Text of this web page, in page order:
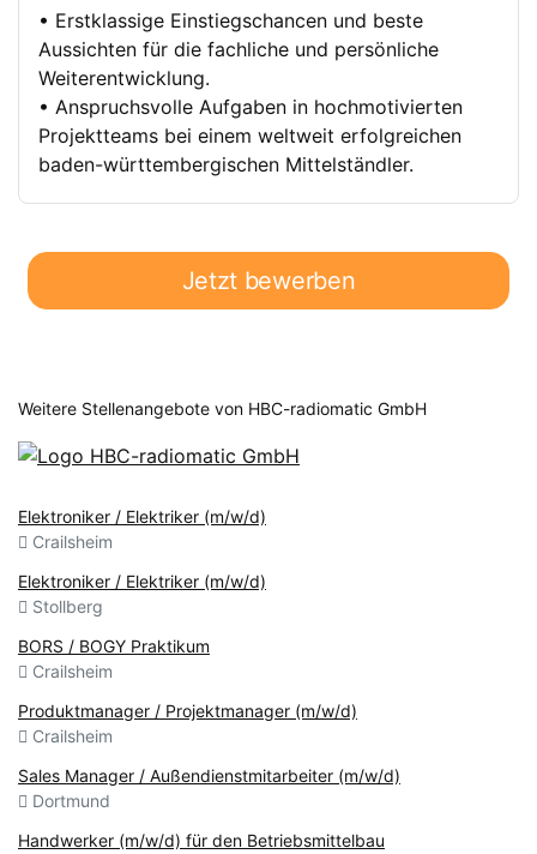
• Erstklassige Einstiegschancen und beste
Aussichten für die fachliche und persönliche
Weiterentwicklung.
• Anspruchsvolle Aufgaben in hochmotivierten
Projektteams bei einem weltweit erfolgreichen
baden-württembergischen Mittelständler.
Jetzt bewerben
Weitere Stellenangebote von HBC-radiomatic GmbH
Elektroniker / Elektriker (m/w/d)
Crailsheim
Elektroniker / Elektriker (m/w/d)
Stollberg
BORS / BOGY Praktikum
Crailsheim
Produktmanager / Projektmanager (m/w/d)
Crailsheim
Sales Manager / Außendienstmitarbeiter (m/w/d)
Dortmund
Handwerker (m/w/d) für den Betriebsmittelbau